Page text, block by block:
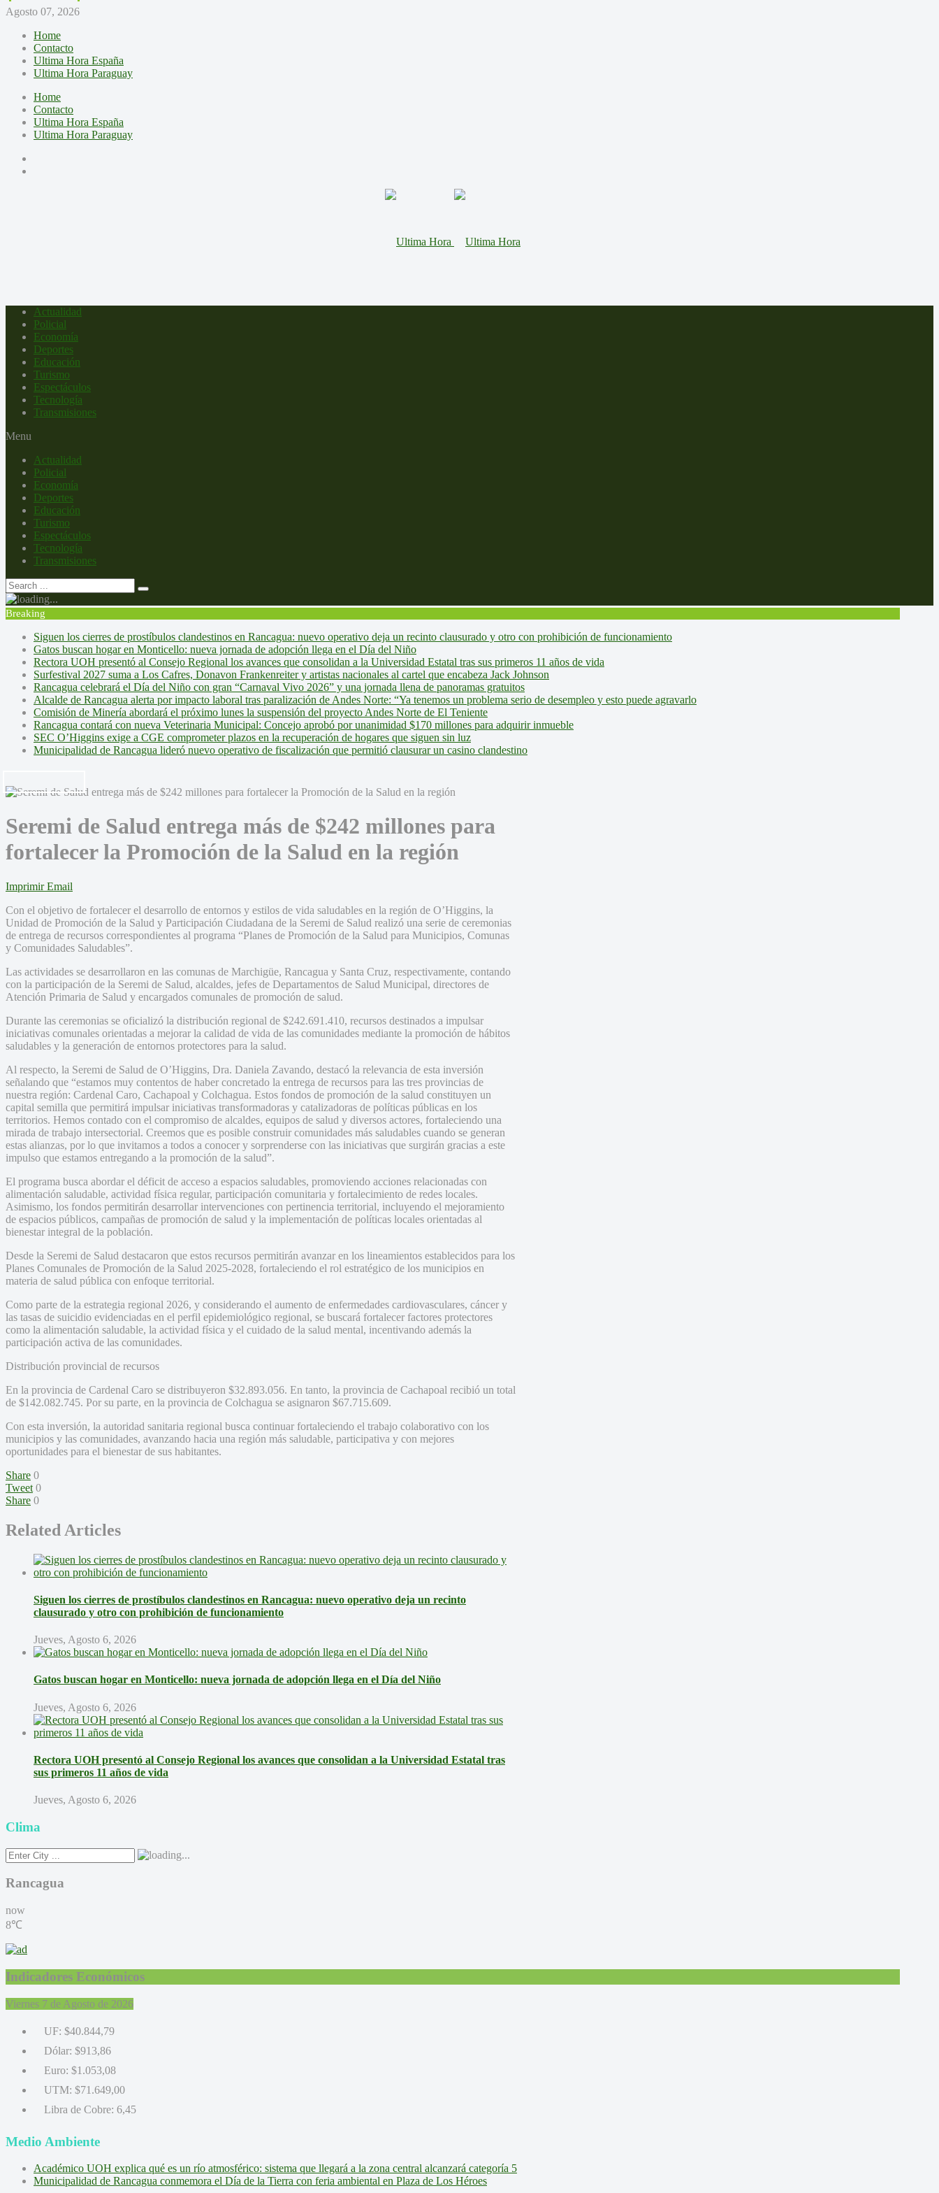
Agosto 07, 2026
Home
Contacto
Ultima Hora España
Ultima Hora Paraguay
Home
Contacto
Ultima Hora España
Ultima Hora Paraguay
Actualidad
Policial
Economía
Deportes
Educación
Turismo
Espectáculos
Tecnología
Transmisiones
Menu
Actualidad
Policial
Economía
Deportes
Educación
Turismo
Espectáculos
Tecnología
Transmisiones
Breaking
Siguen los cierres de prostíbulos clandestinos en Rancagua: nuevo operativo deja un recinto clausurado y otro con prohibición de funcionamiento
Gatos buscan hogar en Monticello: nueva jornada de adopción llega en el Día del Niño
Rectora UOH presentó al Consejo Regional los avances que consolidan a la Universidad Estatal tras sus primeros 11 años de vida
Surfestival 2027 suma a Los Cafres, Donavon Frankenreiter y artistas nacionales al cartel que encabeza Jack Johnson
Rancagua celebrará el Día del Niño con gran “Carnaval Vivo 2026” y una jornada llena de panoramas gratuitos
Alcalde de Rancagua alerta por impacto laboral tras paralización de Andes Norte: “Ya tenemos un problema serio de desempleo y esto puede agravarlo
Comisión de Minería abordará el próximo lunes la suspensión del proyecto Andes Norte de El Teniente
Rancagua contará con nueva Veterinaria Municipal: Concejo aprobó por unanimidad $170 millones para adquirir inmueble
SEC O’Higgins exige a CGE comprometer plazos en la recuperación de hogares que siguen sin luz
Municipalidad de Rancagua lideró nuevo operativo de fiscalización que permitió clausurar un casino clandestino
Seremi de Salud entrega más de $242 millones para
fortalecer la Promoción de la Salud en la región
Imprimir Email
Con el objetivo de fortalecer el desarrollo de entornos y estilos de vida saludables en la región de O’Higgins, la
Unidad de Promoción de la Salud y Participación Ciudadana de la Seremi de Salud realizó una serie de ceremonias
de entrega de recursos correspondientes al programa “Planes de Promoción de la Salud para Municipios, Comunas
y Comunidades Saludables”.
Las actividades se desarrollaron en las comunas de Marchigüe, Rancagua y Santa Cruz, respectivamente, contando
con la participación de la Seremi de Salud, alcaldes, jefes de Departamentos de Salud Municipal, directores de
Atención Primaria de Salud y encargados comunales de promoción de salud.
Durante las ceremonias se oficializó la distribución regional de $242.691.410, recursos destinados a impulsar
iniciativas comunales orientadas a mejorar la calidad de vida de las comunidades mediante la promoción de hábitos
saludables y la generación de entornos protectores para la salud.
Al respecto, la Seremi de Salud de O’Higgins, Dra. Daniela Zavando, destacó la relevancia de esta inversión
señalando que “estamos muy contentos de haber concretado la entrega de recursos para las tres provincias de
nuestra región: Cardenal Caro, Cachapoal y Colchagua. Estos fondos de promoción de la salud constituyen un
capital semilla que permitirá impulsar iniciativas transformadoras y catalizadoras de políticas públicas en los
territorios. Hemos contado con el compromiso de alcaldes, equipos de salud y diversos actores, fortaleciendo una
mirada de trabajo intersectorial. Creemos que es posible construir comunidades más saludables cuando se generan
estas alianzas, por lo que invitamos a todos a conocer y sorprenderse con las iniciativas que surgirán gracias a este
impulso que estamos entregando a la promoción de la salud”.
El programa busca abordar el déficit de acceso a espacios saludables, promoviendo acciones relacionadas con
alimentación saludable, actividad física regular, participación comunitaria y fortalecimiento de redes locales.
Asimismo, los fondos permitirán desarrollar intervenciones con pertinencia territorial, incluyendo el mejoramiento
de espacios públicos, campañas de promoción de salud y la implementación de políticas locales orientadas al
bienestar integral de la población.
Desde la Seremi de Salud destacaron que estos recursos permitirán avanzar en los lineamientos establecidos para los
Planes Comunales de Promoción de la Salud 2025-2028, fortaleciendo el rol estratégico de los municipios en
materia de salud pública con enfoque territorial.
Como parte de la estrategia regional 2026, y considerando el aumento de enfermedades cardiovasculares, cáncer y
las tasas de suicidio evidenciadas en el perfil epidemiológico regional, se buscará fortalecer factores protectores
como la alimentación saludable, la actividad física y el cuidado de la salud mental, incentivando además la
participación activa de las comunidades.
Distribución provincial de recursos
En la provincia de Cardenal Caro se distribuyeron $32.893.056. En tanto, la provincia de Cachapoal recibió un total
de $142.082.745. Por su parte, en la provincia de Colchagua se asignaron $67.715.609.
Con esta inversión, la autoridad sanitaria regional busca continuar fortaleciendo el trabajo colaborativo con los
municipios y las comunidades, avanzando hacia una región más saludable, participativa y con mejores
oportunidades para el bienestar de sus habitantes.
Share 0
Tweet 0
Share 0
Related Articles
Siguen los cierres de prostíbulos clandestinos en Rancagua: nuevo operativo deja un recinto
clausurado y otro con prohibición de funcionamiento
Jueves, Agosto 6, 2026
Gatos buscan hogar en Monticello: nueva jornada de adopción llega en el Día del Niño
Jueves, Agosto 6, 2026
Rectora UOH presentó al Consejo Regional los avances que consolidan a la Universidad Estatal tras
sus primeros 11 años de vida
Jueves, Agosto 6, 2026
Clima
Rancagua
now
8℃
Indicadores Económicos
Viernes 7 de Agosto de 2026
UF: $40.844,79
Dólar: $913,86
Euro: $1.053,08
UTM: $71.649,00
Libra de Cobre: 6,45
Medio Ambiente
Académico UOH explica qué es un río atmosférico: sistema que llegará a la zona central alcanzará categoría 5
Municipalidad de Rancagua conmemora el Día de la Tierra con feria ambiental en Plaza de Los Héroes